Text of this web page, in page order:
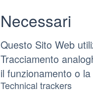
Necessari
Questo Sito Web
Tracciamento
il funzionamento o
Technical trackers